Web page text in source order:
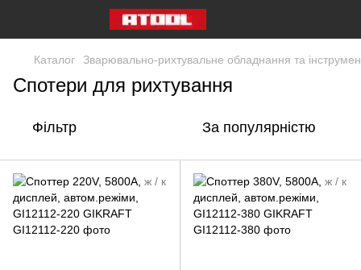
Каталог Зварювально-рихтувальне обладнання та
Спотери для рихтування
Фільтр За популярністю